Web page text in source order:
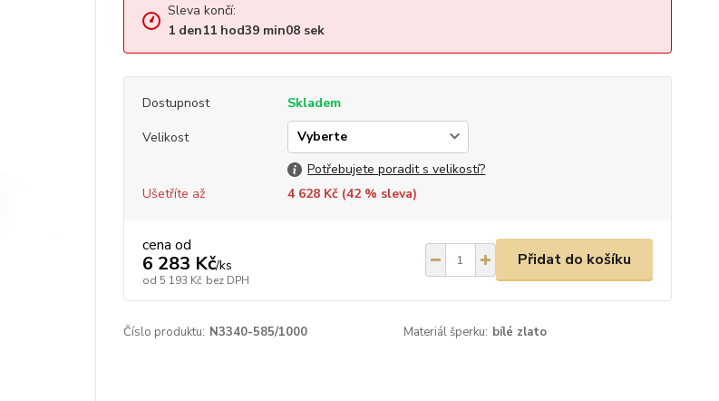
Sleva končí:
1 den11hod39min07sek
Dostupnost
Skladem
Velikost
Potřebujete poradit s velikostí?
Ušetříte až
4 628 Kč (42% sleva)
cena od
6 283 Kč/ks
od 5 193 Kč bez DPH
Přidat do košíku
Číslo produktu: N3340-585/1000 Materiál šperku: bílé zlato